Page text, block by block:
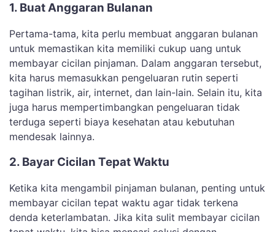
1. Buat Anggaran Bulanan
Pertama-tama, kita perlu membuat anggaran bulanan
untuk memastikan kita memiliki cukup uang untuk
membayar cicilan pinjaman. Dalam anggaran tersebut,
kita harus memasukkan pengeluaran rutin seperti
tagihan listrik, air, internet, dan lain-lain. Selain itu, kita
juga harus mempertimbangkan pengeluaran tidak
terduga seperti biaya kesehatan atau kebutuhan
mendesak lainnya.
2. Bayar Cicilan Tepat Waktu
Ketika kita mengambil pinjaman bulanan, penting untuk
membayar cicilan tepat waktu agar tidak terkena
denda keterlambatan. Jika kita sulit membayar cicilan